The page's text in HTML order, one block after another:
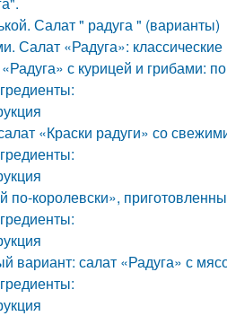
Салат " радуга " (варианты)
Салат «Радуга»:
«Радуга» с курицей и грибами:
«Краски радуги» со
королевски»,
вариант: салат «Радуга» с